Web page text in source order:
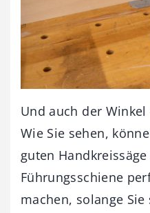
Und auch der
Wie Sie sehen,
guten
Führungsschiene
machen, solange